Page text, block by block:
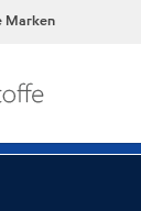
Marken